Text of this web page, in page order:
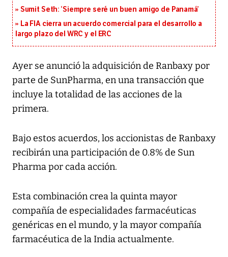
Sumit Seth: ‘Siempre seré un buen amigo de Panamá’
La FIA cierra un acuerdo comercial para el desarrollo a
largo plazo del WRC y el ERC
Ayer se anunció la adquisición de Ranbaxy por
parte de SunPharma, en una transacción que
incluye la totalidad de las acciones de la
primera.
Bajo estos acuerdos, los accionistas de Ranbaxy
recibirán una participación de 0.8% de Sun
Pharma por cada acción.
Esta combinación crea la quinta mayor
compañía de especialidades farmacéuticas
genéricas en el mundo, y la mayor compañía
farmacéutica de la India actualmente.